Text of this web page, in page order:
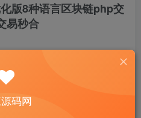
版8种语言区块链php交
易秒合
码网